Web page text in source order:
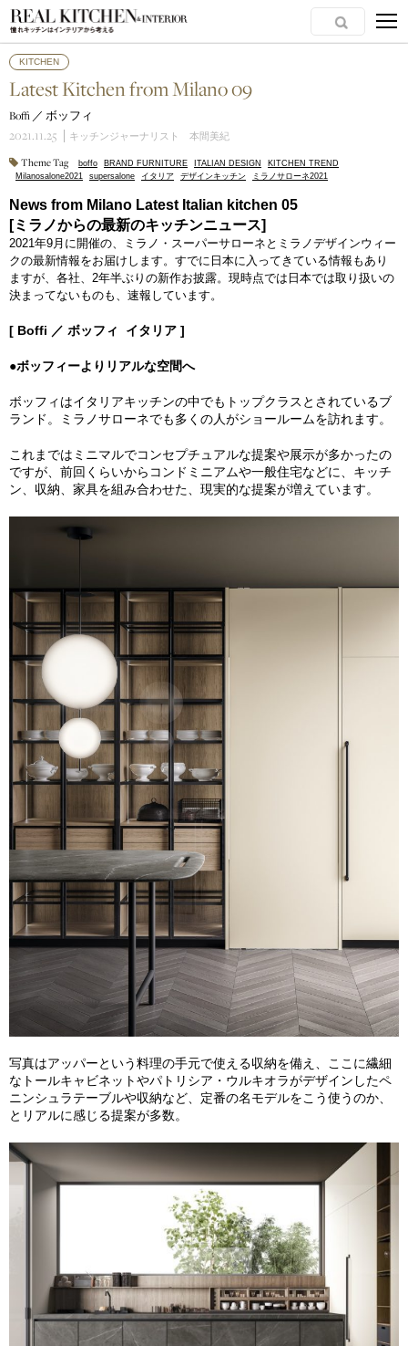
KITCHEN
Latest Kitchen from Milano 09
Boffi ／ ボッフィ
2021.11.25 キッチンジャーナリスト 本間美紀
Theme Tag boffo BRAND FURNITURE ITALIAN DESIGN
KITCHEN TREND
Milanosalone2021
supersalone イタリア デザインキッチン ミラノサローネ2021
News from Milano Latest Italian kitchen 05
[ミラノからの最新のキッチンニュース]
2021年9月に開催の、ミラノ・スーパーサローネとミラノデザインウィー
クの最新情報をお届けします。すでに日本に入ってきている情報もあり
ますが、各社、2年半ぶりの新作お披露。現時点では日本では取り扱いの
決まってないものも、速報しています。
[ Boffi ／ ボッフィ イタリア ]
●ボッフィーよりリアルな空間へ
ボッフィはイタリアキッチンの中でもトップクラスとされているブ
ランド。ミラノサローネでも多くの人がショールームを訪れます。
これまではミニマルでコンセプチュアルな提案や展示が多かったの
ですが、前回くらいからコンドミニアムや一般住宅などに、キッチ
ン、収納、家具を組み合わせた、現実的な提案が増えています。
写真はアッパーという料理の手元で使える収納を備え、ここに繊細
なトールキャビネットやパトリシア・ウルキオラがデザインしたペ
ニンシュラテーブルや収納など、定番の名モデルをこう使うのか、
とリアルに感じる提案が多数。